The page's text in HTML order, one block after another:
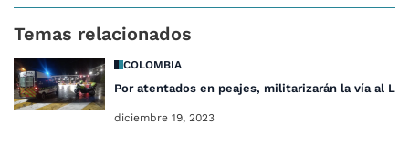
Temas relacionados
COLOMBIA
Por atentados en peajes, militarizarán la vía al
diciembre 19, 2023